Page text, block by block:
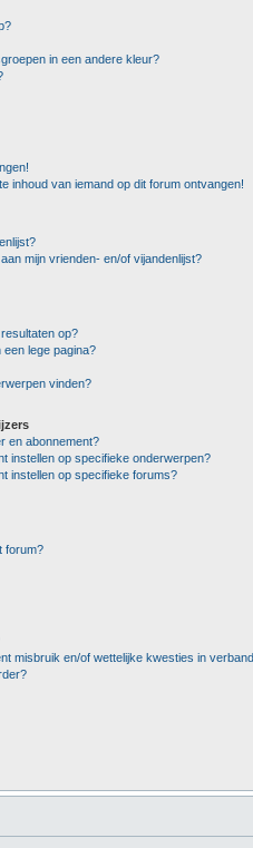
in een andere kleur?
inhoud van iemand op dit forum ontvangen!
mijn vrienden- en/of vijandenlijst?
op?
lege pagina?
vinden?
en abonnement?
instellen op specifieke onderwerpen?
instellen op specifieke forums?
forum?
misbruik en/of wettelijke kwesties in